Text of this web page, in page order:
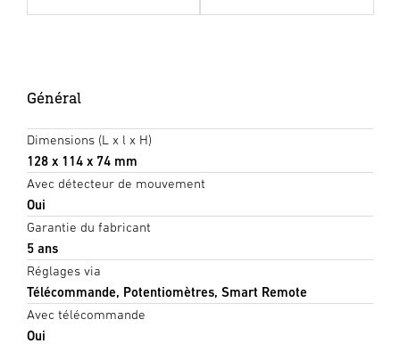
Général
Dimensions (L x l x H)
128 x 114 x 74 mm
Avec détecteur de mouvement
Oui
Garantie du fabricant
5 ans
Réglages via
Télécommande, Potentiomètres, Smart Remote
Avec télécommande
Oui